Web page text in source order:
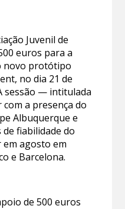
Juvenil de
euros para a
novo protótipo
no dia 21 de
sessão — intitulada
a presença do
Albuquerque e
fiabilidade do
em agosto em
e Barcelona.
de 500 euros